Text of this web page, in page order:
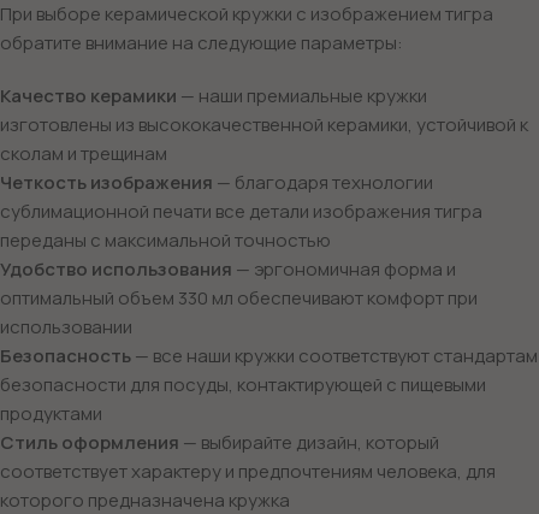
При выборе керамической кружки с изображением тигра
обратите внимание на следующие параметры:
Качество керамики — наши премиальные кружки
изготовлены из высококачественной керамики, устойчивой к
сколам и трещинам
Четкость изображения — благодаря технологии
сублимационной печати все детали изображения тигра
переданы с максимальной точностью
Удобство использования — эргономичная форма и
оптимальный объем 330 мл обеспечивают комфорт при
использовании
Безопасность— все наши кружки соответствуют стандартам
безопасности для посуды, контактирующей с пищевыми
продуктами
Стиль оформления — выбирайте дизайн, который
соответствует характеру и предпочтениям человека, для
которого предназначена кружка